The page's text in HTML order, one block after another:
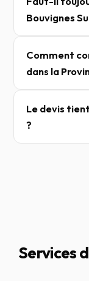
Bouvignes
Comment
dans la
Le devis
?
Services